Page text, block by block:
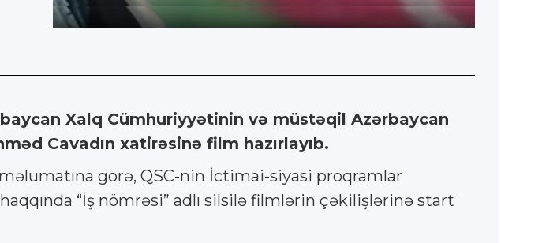
Xalq Cümhuriyyətinin və müstəqil Azərbaycan
Cavadın xatirəsinə film hazırlayıb.
görə, QSC-nin İctimai-siyasi proqramlar
“İş nömrəsi” adlı silsilə filmlərin çəkilişlərinə start